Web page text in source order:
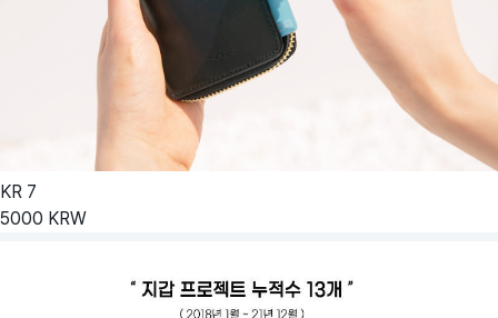
KR 7
5000 KRW